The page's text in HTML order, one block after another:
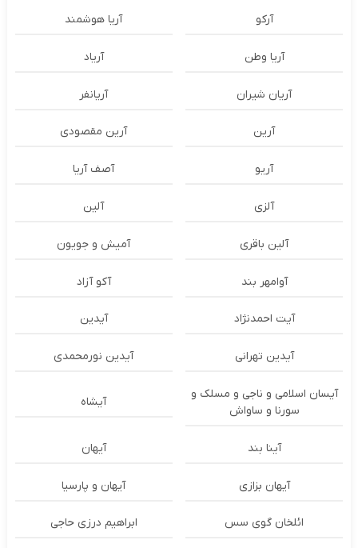
آرکو آریا هوشمند
آریا وطن آریاد
آریان شیران آریانفر
آرین آرین مقصودی
آریو آصف آریا
آلزی آلین
آلین باقری آمیش و جویون
آوامهر بند آکو آزاد
آیت احمدنژاد آیدین
آیدین تهرانی آیدین نورمحمدی
آیسان اسلامی و ناجی و مسلک و
سورنا و ساواش
آیشاه
آینا بند آیهان
آیهان بزازی آیهان و پارسیا
ائلخان گوی سس ابراهیم درزی حاجی